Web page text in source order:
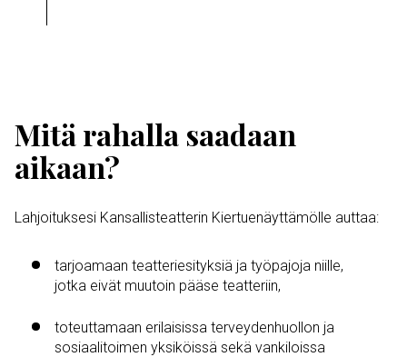
Mitä rahalla saadaan
aikaan?
Lahjoituksesi Kansallisteatterin Kiertuenäyttämölle auttaa:
tarjoamaan teatteriesityksiä ja työpajoja niille,
jotka eivät muutoin pääse teatteriin,
toteuttamaan erilaisissa terveydenhuollon ja
sosiaalitoimen yksiköissä sekä vankiloissa